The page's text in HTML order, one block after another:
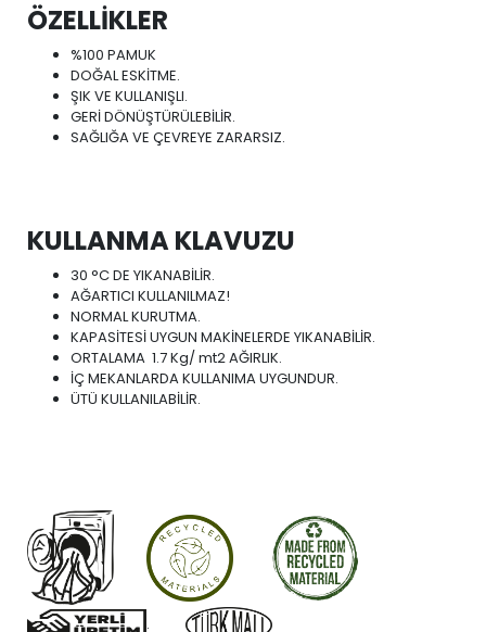
ÖZELLİKLER
%100 PAMUK
DOĞAL ESKİTME.
ŞIK VE KULLANIŞLI.
GERİ DÖNÜŞTÜRÜLEBİLİR.
SAĞLIĞA VE ÇEVREYE ZARARSIZ.
KULLANMA KLAVUZU
30 °C DE YIKANABİLİR.
AĞARTICI KULLANILMAZ!
NORMAL KURUTMA.
KAPASİTESİ UYGUN MAKİNELERDE YIKANABİLİR.
ORTALAMA 1.7 Kg/ mt2 AĞIRLIK.
İÇ MEKANLARDA KULLANIMA UYGUNDUR.
ÜTÜ KULLANILABİLİR.
.